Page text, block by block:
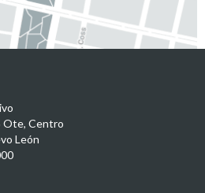
Ote, Centro
León